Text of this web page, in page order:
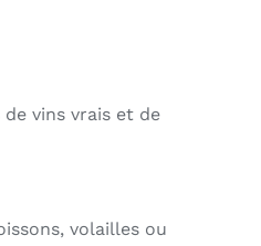
vins vrais et de
volailles ou